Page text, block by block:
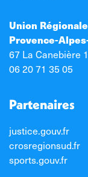
Union
Provence-
67 La Canebière
06 20 71 35 05
Partenaires
justice.gouv.fr
crosregionsud.fr
sports.gouv.fr